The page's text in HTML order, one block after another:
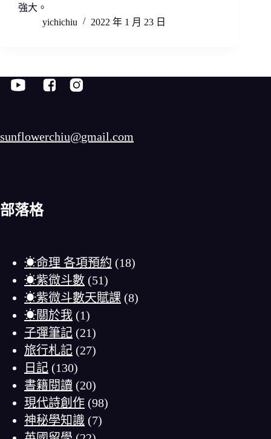
強大。
yichichiu
2022 年 1 月 23 日
sunflowerchiu@gmail.com
部落格
☀命理 各項預約 (18)
☀紫微斗數 (51)
☀紫微斗數天賦課 (8)
☀關於我 (1)
子彈筆記 (21)
旅行札記 (27)
日記 (130)
書籍閱讀 (20)
現代詩創作 (98)
神秘學知識 (7)